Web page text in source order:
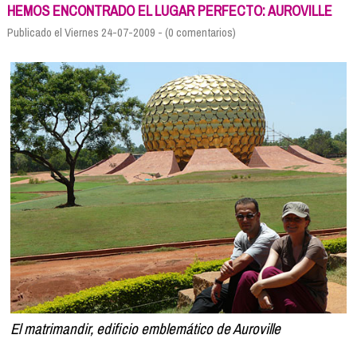
Info viajeros
HEMOS ENCONTRADO EL LUGAR PERFECTO: AUROVILLE
Publicado el Viernes 24-07-2009 - (0 comentarios)
El matrimandir, edificio emblemático de Auroville